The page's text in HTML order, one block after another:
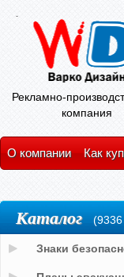
Рекламно-
компания
О компании Как
Каталог (9336
Знаки